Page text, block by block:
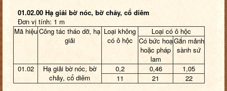
01.02.00 Hạ giải bờ nóc, bờ chảy, cổ diêm
Đơn vị tính: 1 m
Mã hiệuCông tác tháo dỡ, hạ
giải
Loại không
có ô hộc
Loại có ô hộc
Có bức hoạ
hoặc pháp
lam
Gắn mảnh
sành sứ
01.02
Hạ giải bờ nóc, bờ
chảy, cổ diêm
0,2 0,46
1,05
11
21
22